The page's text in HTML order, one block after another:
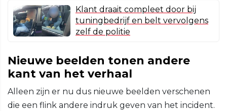
Klant draait compleet door bij
tuningbedrijf en belt vervolgens
zelf de politie
Nieuwe beelden tonen andere
kant van het verhaal
Alleen zijn er nu dus nieuwe beelden verschenen
die een flink andere indruk geven van het incident.